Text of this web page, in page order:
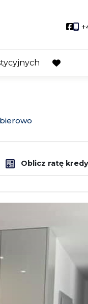
favorite
Oblicz ratę